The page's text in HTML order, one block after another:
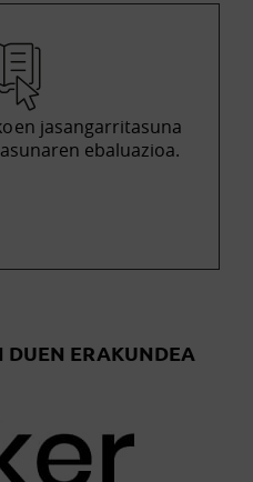
jasangarritasuna
ebaluazioa.
ERAKUNDEA